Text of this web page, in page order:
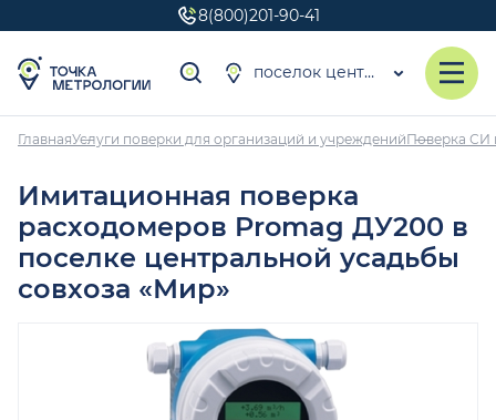
8(800)201-90-41
поселок центральной усадьбы совхоза «Мир»
ГлавнаяУслуги поверки для организаций и учрежденийПоверка СИ
Имитационная поверка
расходомеров Promag ДУ200 в
поселке центральной усадьбы
совхоза «Мир»